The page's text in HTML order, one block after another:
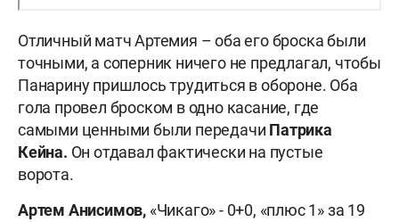
Отличный матч Артемия – оба его броска были
точными, а соперник ничего не предлагал, чтобы
Панарину пришлось трудиться в обороне. Оба
гола провел броском в одно касание, где
самыми ценными были передачи Патрика
Кейна. Он отдавал фактически на пустые
ворота.
Артем Анисимов, «Чикаго» - 0+0, «плюс 1» за 19